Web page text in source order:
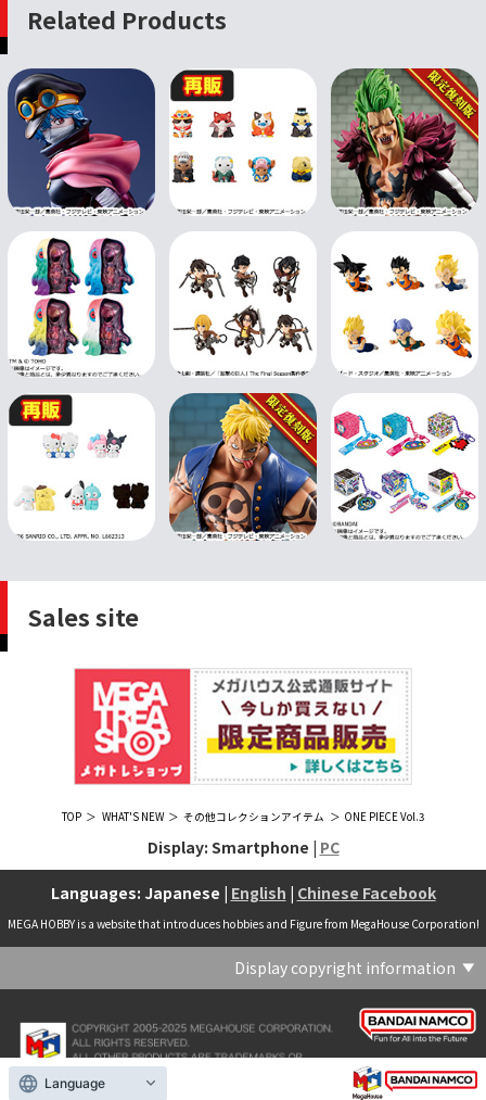
Related Products
Sales site
TOP WHAT'S NEW その他コレクションアイテム ONE PIECE Vol.3
Display: Smartphone | PC
Languages: Japanese | English | Chinese Facebook
MEGA HOBBY is a website that introduces hobbies and Figure from MegaHouse Corporation!
Display copyright information
Language